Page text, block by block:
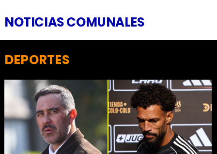
NOTICIAS COMUNALES
DEPORTES